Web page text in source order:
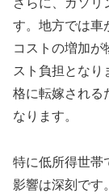
さらに、ガソリ
す。地方では車
コストの増加が
スト負担となり
格に転嫁される
なります。
特に低所得世帯
影響は深刻です